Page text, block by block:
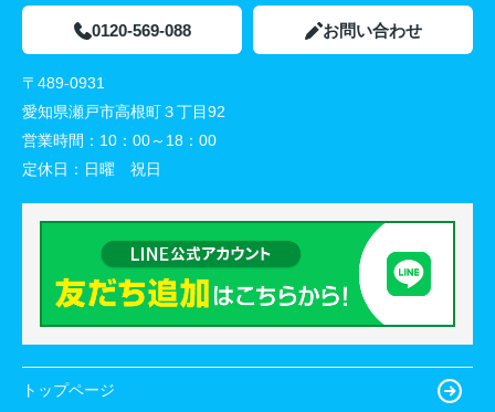
0120-569-088 お問い合わせ
〒489-0931
愛知県瀬戸市高根町３丁目92
営業時間： 10：00～18：00
定休日： 日曜 祝日
トップページ